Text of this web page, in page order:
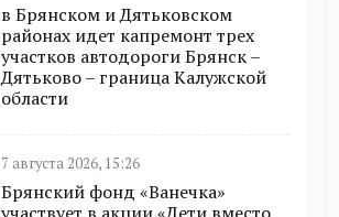
в Брянском и Дятьковском
районах идет капремонт трех
участков автодороги Брянск –
Дятьково – граница Калужской
области
7 августа 2026, 15:26
Брянский фонд «Ванечка»
участвует в акции «Дети вместо